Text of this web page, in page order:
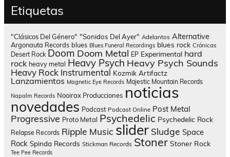
Etiquetas
"Clásicos Del Género" "Sonidos Del Ayer" Adelantos Alternative
Argonauta Records blues Blues Funeral Recordings blues rock Crónicas
Desert Rock Doom Doom Metal EP Experimental hard
rock heavy metal Heavy Psych Heavy Psych Sounds
Heavy Rock Instrumental Kozmik Artifactz
Lanzamientos Magnetic Eye Records Majestic Mountain Records
Napalm Records Nooirax Producciones noticias
novedades Podcast Podcast Online Post Metal
Progressive Proto Metal Psychedelic Psychedelic Rock
Relapse Records Ripple Music slider Sludge Space
Rock Spinda Records Stickman Records Stoner Stoner Rock
Tee Pee Records